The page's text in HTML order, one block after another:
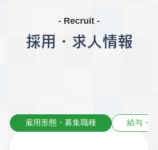
- Recruit -
採用・求人情報
雇用形態・募集職種 給与・昇